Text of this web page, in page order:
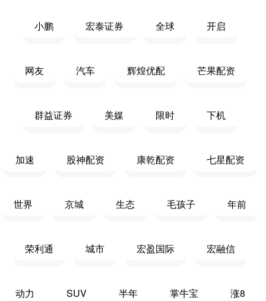
小鹏 宏泰证券 全球 开启
网友 汽车 辉煌优配 芒果配资
群益证券 美媒 限时 下机
加速 股神配资 康乾配资 七星配资
世界 京城 生态 毛孩子 年前
荣利通 城市 宏盈国际 宏融信
动力 SUV 半年 掌牛宝 涨8